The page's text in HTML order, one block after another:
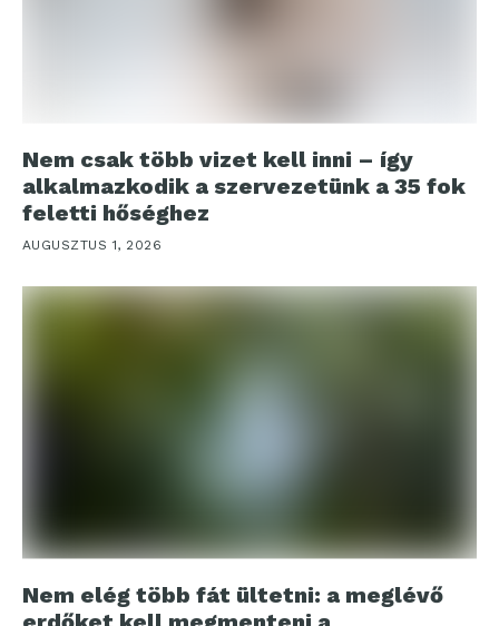
Nem csak több vizet kell inni – így
alkalmazkodik a szervezetünk a 35 fok
feletti hőséghez
AUGUSZTUS 1, 2026
Nem elég több fát ültetni: a meglévő